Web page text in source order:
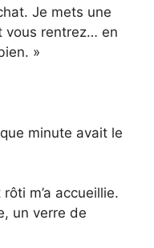
Je mets une
vous rentrez… en
»
minute avait le
m’a accueillie.
un verre de